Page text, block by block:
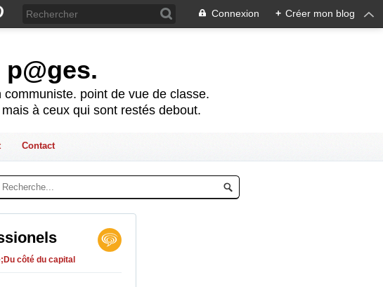
Connexion + Créer mon blog
point de vue de classe.
à ceux qui sont restés debout.
Contact
côté du capital